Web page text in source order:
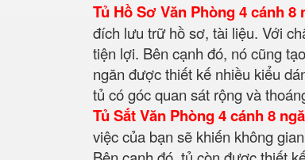
Tủ Hồ Sơ Văn Phòng 4 cánh 8
đích lưu trữ hồ sơ, tài liệu. Với
tiện lợi. Bên cạnh đó, nó cũng
ngăn được thiết kế nhiều kiểu
tủ có góc quan sát rộng và
Tủ Sắt Văn Phòng 4 cánh 8
việc của bạn sẽ khiến không